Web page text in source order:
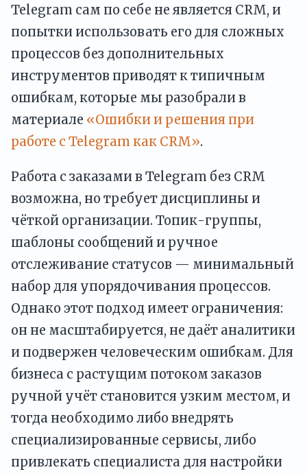
Telegram сам по себе не является CRM, и
попытки использовать его для сложных
процессов без дополнительных
инструментов приводят к типичным
ошибкам, которые мы разобрали в
материале «Ошибки и решения при
работе с Telegram как CRM».
Работа с заказами в Telegram без CRM
возможна, но требует дисциплины и
чёткой организации. Топик-группы,
шаблоны сообщений и ручное
отслеживание статусов — минимальный
набор для упорядочивания процессов.
Однако этот подход имеет ограничения:
он не масштабируется, не даёт аналитики
и подвержен человеческим ошибкам. Для
бизнеса с растущим потоком заказов
ручной учёт становится узким местом, и
тогда необходимо либо внедрять
специализированные сервисы, либо
привлекать специалиста для настройки